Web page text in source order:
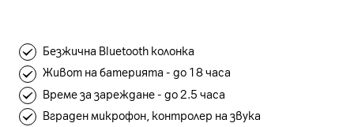
Безжична Bluetooth колонка
Живот на батерията - до 18 часа
Време за зареждане - до 2.5 часа
Вграден микрофон, контролер на звука